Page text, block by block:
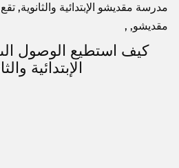
مقديشو, ,
كيف استطيع الوصول
الإبتدائية